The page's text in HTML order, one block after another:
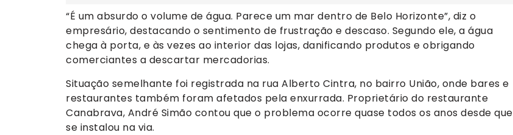
“É um absurdo o volume de água. Parece um mar dentro de Belo Horizonte”, diz o
empresário, destacando o sentimento de frustração e descaso. Segundo ele, a água
chega à porta, e às vezes ao interior das lojas, danificando produtos e obrigando
comerciantes a descartar mercadorias.
Situação semelhante foi registrada na rua Alberto Cintra, no bairro União, onde bares e
restaurantes também foram afetados pela enxurrada. Proprietário do restaurante
Canabrava, André Simão contou que o problema ocorre quase todos os anos desde que
se instalou na via.